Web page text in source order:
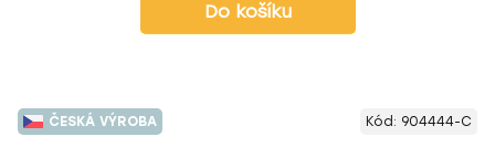
Do košíku
ČESKÁ VÝROBA Kód: 904444-C